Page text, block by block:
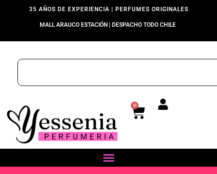
35 AÑOS DE EXPERIENCIA | PERFUMES ORIGINALES
MALL ARAUCO ESTACIÓN | DESPACHO TODO CHILE
0